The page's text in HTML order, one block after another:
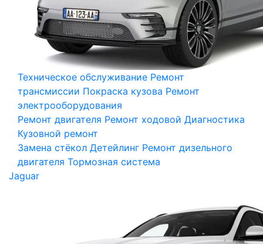
Техническое обслуживание Ремонт
трансмиссии Покраска кузова Ремонт
электрооборудования
Ремонт двигателя Ремонт ходовой Диагностика
Кузовной ремонт
Замена стёкол Детейлинг Ремонт дизельного
двигателя Тормозная система
Jaguar